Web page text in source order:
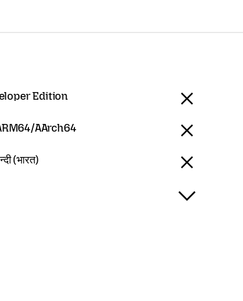
Edition
AArch64
(भारत)